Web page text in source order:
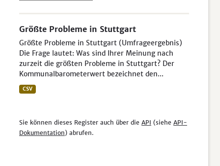
Größte Probleme in Stuttgart
Größte Probleme in Stuttgart (Umfrageergebnis)
Die Frage lautet: Was sind Ihrer Meinung nach
zurzeit die größten Probleme in Stuttgart? Der
Kommunalbarometerwert bezeichnet den...
CSV
Sie können dieses Register auch über die API (siehe API-
Dokumentation) abrufen.